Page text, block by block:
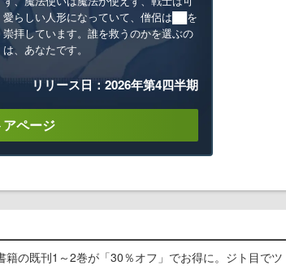
愛らしい人形になっていて、僧侶は██を
崇拝しています。誰を救うのかを選ぶの
は、あなたです。
リリース日：2026年第4四半期
ページ
籍の既刊1～2巻が「30％オフ」でお得に。ジト目でツ